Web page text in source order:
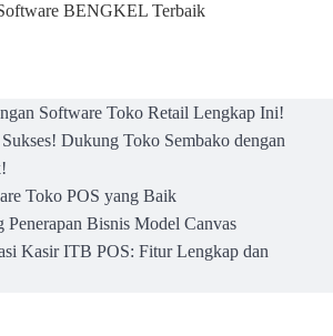
BENGKEL Terbaik
Software Toko Retail Lengkap Ini!
Dukung Toko Sembako dengan
Toko POS yang Baik
Penerapan Bisnis Model Canvas
Kasir ITB POS: Fitur Lengkap dan